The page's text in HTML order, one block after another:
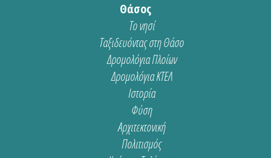
Θάσος
Το νησί
Ταξιδευόντας στη Θάσο
Δρομολόγια Πλοίων
Δρομολόγια ΚΤΕΛ
Ιστορία
Φύση
Αρχιτεκτονική
Πολιτισμός